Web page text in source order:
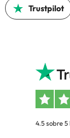
Trustpilot
4.5 sobre 5